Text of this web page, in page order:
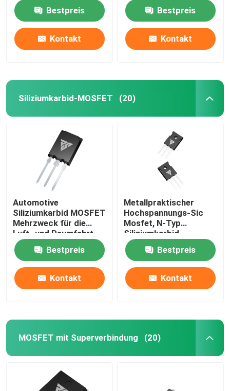
Bestpreis
Kontakt
Bestpreis
Kontakt
Siliziumkarbid-MOSFET (20)
Automotive
Siliziumkarbid MOSFET
Mehrzweck für die
Luft- und Raumfahrt
Bestpreis
Kontakt
Metallpraktischer
Hochspannungs-Sic
Mosfet, N-Typ
Siliziumkarbid
Halbleiter
Bestpreis
Kontakt
MOSFET mit Superverbindung (20)